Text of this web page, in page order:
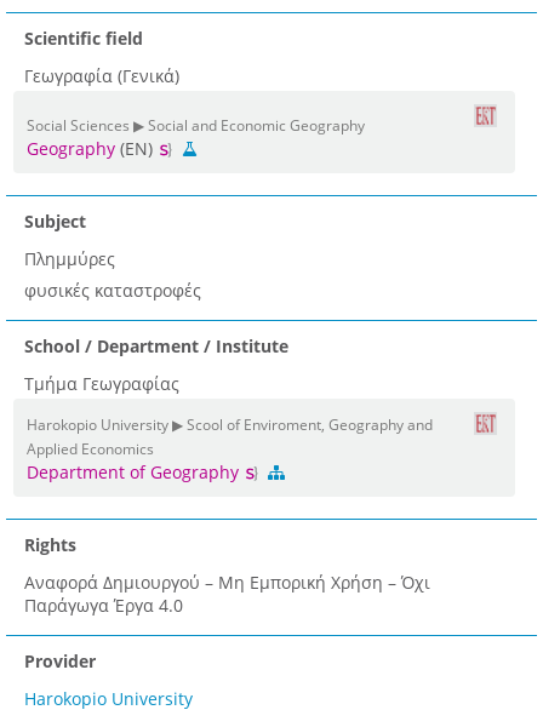
Scientific field
Γεωγραφία (Γενικά)
Social Sciences ▶ Social and Economic Geography
Geography (EN)
Subject
Πλημμύρες
φυσικές καταστροφές
School / Department / Institute
Τμήμα Γεωγραφίας
Harokopio University ▶ Scool of Enviroment, Geography and
Applied Economics
Department of Geography
Rights
Αναφορά Δημιουργού – Μη Εμπορική Χρήση – Όχι
Παράγωγα Έργα 4.0
Provider
Harokopio University